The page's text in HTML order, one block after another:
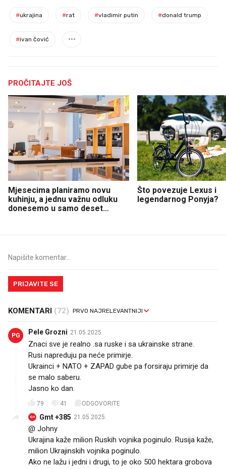
#ukrajina #rat #vladimir putin #donald trump
#ivan čović
PROČITAJTE JOŠ
Mjesecima planiramo novu
kuhinju, a jednu važnu odluku
donesemo u samo deset
Što povezuje Lexus i
legendarnog Ponyja?
PRIJAVITE SE
KOMENTARI (72)
PG Pele Grozni 21.05.2025.
Znaci sve je realno .sa ruske i sa ukrainske strane.
Rusi napreduju pa neće primirje.
Ukrainci + NATO + ZAPAD gube pa forsiraju primirje da
se malo saberu.
Jasno ko dan.
79 41 ODGOVORITE
G+ Gmt +385 21.05.2025.
@ Johny
Ukrajina kaže milion Ruskih vojnika poginulo. Rusija kaže,
milion Ukrajinskih vojnika poginulo.
Ako ne lažu i jedni i drugi, to je oko 500 hektara grobova